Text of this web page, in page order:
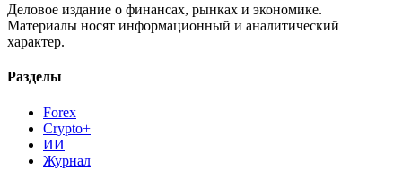
Деловое издание о финансах, рынках и экономике.
Материалы носят информационный и аналитический
характер.
Разделы
Forex
Crypto+
ИИ
Журнал